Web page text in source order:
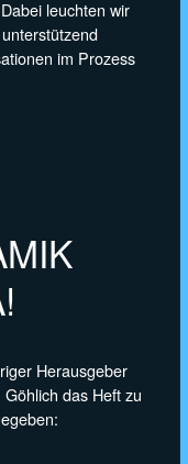
leuchten wir
im Prozess
Herausgeber
das Heft zu